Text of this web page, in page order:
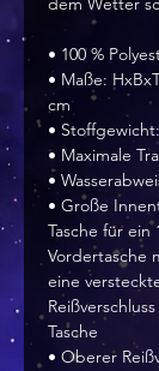
• 100 %
• Maße:
cm
•
• Maximale
•
• Große
Tasche für ein
Vordertasche
eine
Tasche
• Oberer